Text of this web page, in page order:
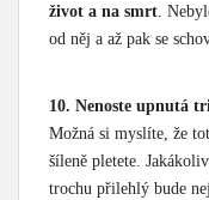
život a na smrt .
od něj a až pak se
10. Nenoste upnutá
Možná si myslíte, že
šíleně pletete.
trochu přilehlý bude